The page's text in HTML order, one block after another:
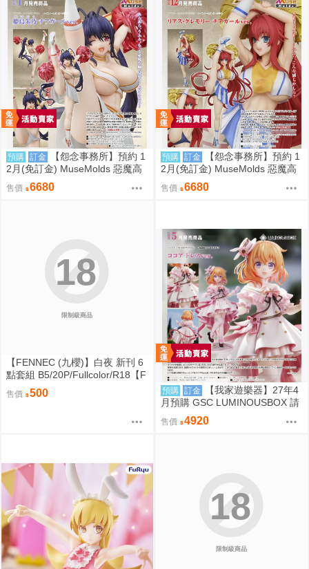
預購 訂金
【怨念事務所】預約 1
2月(免訂金) MuseMolds 惡魔高
校 姫島朱乃 啦啦隊Ver 1/6 0906
售價 6680
預購 訂金
【怨念事務所】預約 1
2月(免訂金) MuseMolds 惡魔高
校 莉雅絲 啦啦隊Ver 1/6 0906
售價 6680
限制級商品
18
【FENNEC (九櫻)】白夜 新刊 6
點套組 B5/20P/Fullcolor/R18【F
F47場前預購】{宅即門}
售價 500 預購 訂金
【我家遊樂器】27年4
月預購 GSC LUMINOUSBOX 請
問您今天要來點兔子嗎 心愛 禮服
Ver. 1/7完成品
售價 4920
限制級商品
18